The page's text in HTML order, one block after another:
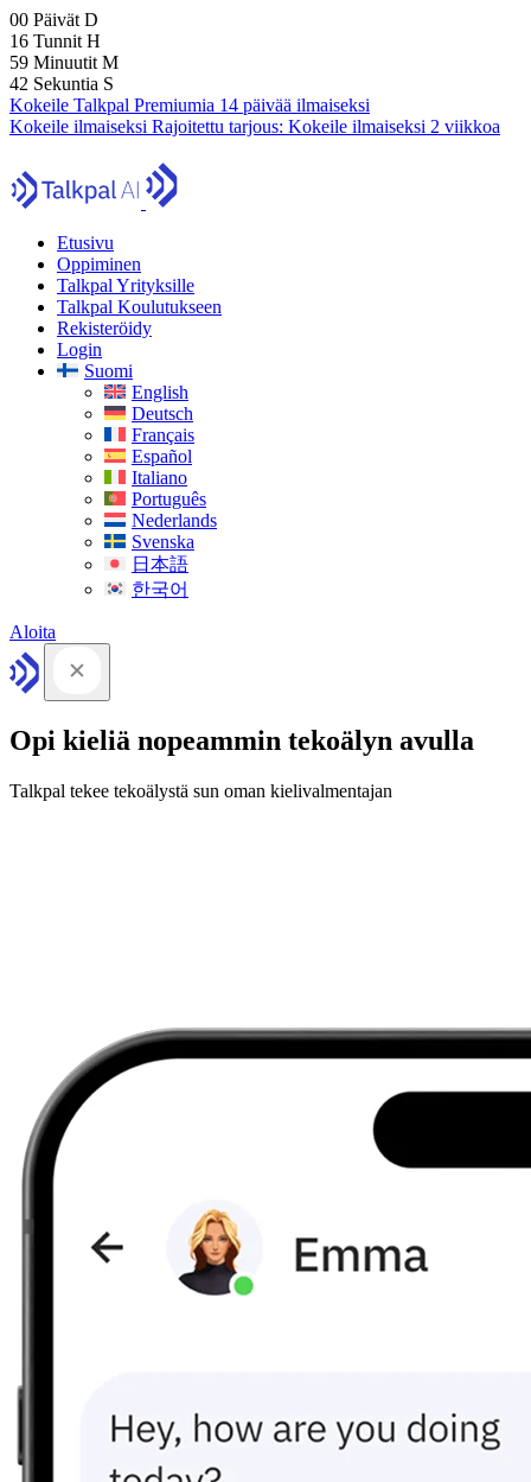
00 Päivät D
16 Tunnit H
59 Minuutit M
41 Sekuntia S
Kokeile Talkpal Premiumia 14 päivää ilmaiseksi
Kokeile ilmaiseksi Rajoitettu tarjous: Kokeile ilmaiseksi 2 viikkoa
Etusivu
Oppiminen
Talkpal Yrityksille
Talkpal Koulutukseen
Rekisteröidy
Login
Suomi
English
Deutsch
Français
Español
Italiano
Português
Nederlands
Svenska
日本語
한국어
Aloita
Opi kieliä nopeammin tekoälyn avulla
Talkpal tekee tekoälystä sun oman kielivalmentajan